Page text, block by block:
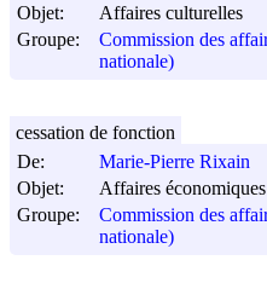
Objet:
Affaires culturelles
Groupe:
Commission des
nationale)
De:
Marie-Pierre Rixain
Objet:
Affaires économiques
Groupe:
Commission des
nationale)
cessation de fonction